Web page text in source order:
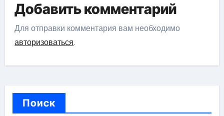
Добавить комментарий
Для отправки комментария вам необходимо
авторизоваться.
Поиск